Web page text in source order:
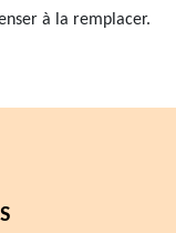
à la remplacer.